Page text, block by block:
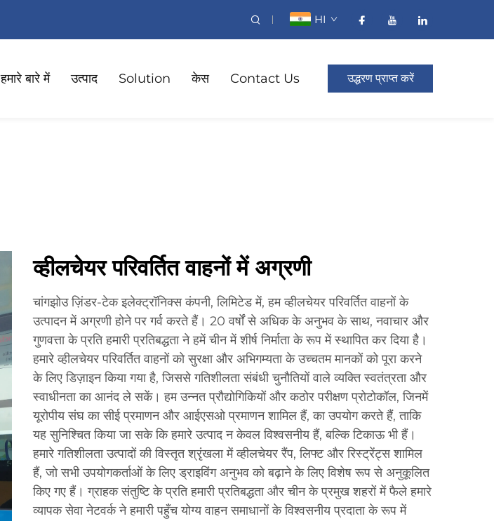
HI
हमारे बारे में उत्पाद Solution केस Contact Us उद्धरण प्राप्त करें
व्हीलचेयर परिवर्तित वाहनों में अग्रणी
चांगझोउ ज़िंडर-टेक इलेक्ट्रॉनिक्स कंपनी, लिमिटेड में, हम व्हीलचेयर परिवर्तित वाहनों के
उत्पादन में अग्रणी होने पर गर्व करते हैं। 20 वर्षों से अधिक के अनुभव के साथ, नवाचार और
गुणवत्ता के प्रति हमारी प्रतिबद्धता ने हमें चीन में शीर्ष निर्माता के रूप में स्थापित कर दिया है।
हमारे व्हीलचेयर परिवर्तित वाहनों को सुरक्षा और अभिगम्यता के उच्चतम मानकों को पूरा करने
के लिए डिज़ाइन किया गया है, जिससे गतिशीलता संबंधी चुनौतियों वाले व्यक्ति स्वतंत्रता और
स्वाधीनता का आनंद ले सकें। हम उन्नत प्रौद्योगिकियों और कठोर परीक्षण प्रोटोकॉल, जिनमें
यूरोपीय संघ का सीई प्रमाणन और आईएसओ प्रमाणन शामिल हैं, का उपयोग करते हैं, ताकि
यह सुनिश्चित किया जा सके कि हमारे उत्पाद न केवल विश्वसनीय हैं, बल्कि टिकाऊ भी हैं।
हमारे गतिशीलता उत्पादों की विस्तृत श्रृंखला में व्हीलचेयर रैंप, लिफ्ट और रिस्ट्रेंट्स शामिल
हैं, जो सभी उपयोगकर्ताओं के लिए ड्राइविंग अनुभव को बढ़ाने के लिए विशेष रूप से अनुकूलित
किए गए हैं। ग्राहक संतुष्टि के प्रति हमारी प्रतिबद्धता और चीन के प्रमुख शहरों में फैले हमारे
व्यापक सेवा नेटवर्क ने हमारी पहुँच योग्य वाहन समाधानों के विश्वसनीय प्रदाता के रूप में